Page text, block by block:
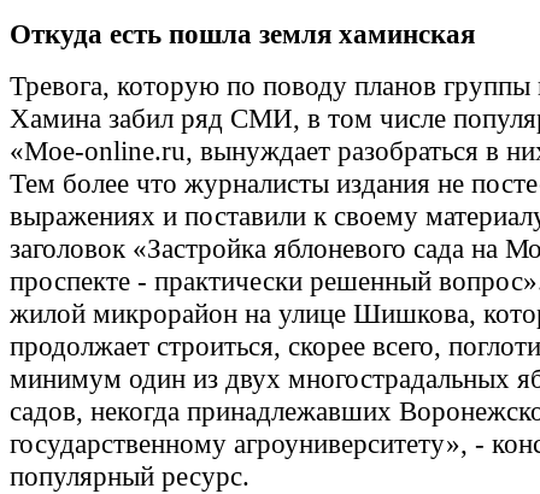
Откуда есть пошла земля хаминская
Тревога, которую по поводу планов
Хамина забил ряд СМИ, в том числе
«Moe-online.ru, вынуждает разобраться в
Тем более что журналисты издания не
выражениях и поставили к своему
заголовок «Застройка яблоневого сада на
проспекте - практически решенный
жилой микрорайон на улице Шишкова,
продолжает строиться, скорее всего,
минимум один из двух многострадальных
садов, некогда принадлежавших
государственному агроуниверситету», -
популярный ресурс.